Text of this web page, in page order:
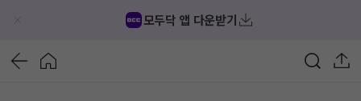
모두닥 앱 다운받기